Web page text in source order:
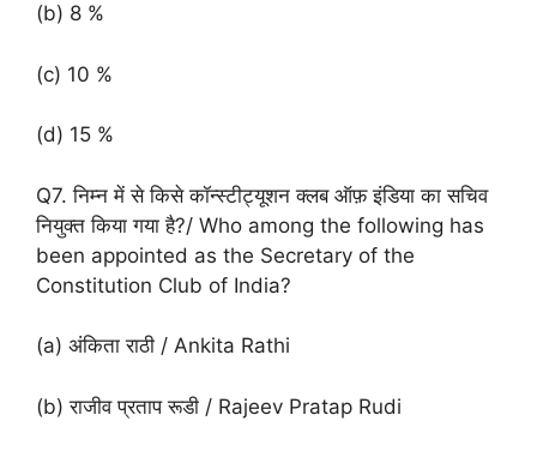
(b) 8 %
(c) 10 %
(d) 15 %
Q7. निम्न में से किसे कॉन्स्टीट्यूशन क्लब ऑफ़ इंडिया का सचिव
नियुक्त किया गया है?/ Who among the following has
been appointed as the Secretary of the
Constitution Club of India?
(a) अंकिता राठी / Ankita Rathi
(b) राजीव प्रताप रूडी / Rajeev Pratap Rudi